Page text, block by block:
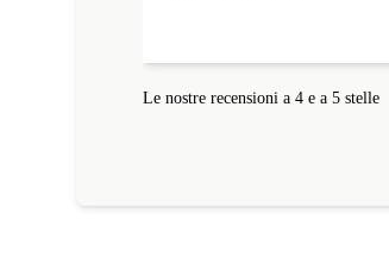
Le nostre recensioni a 4 e a 5 stelle